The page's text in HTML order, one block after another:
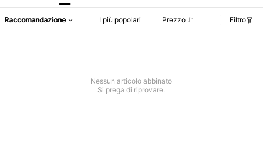
Raccomandazione I più popolari Prezzo Filtro
Nessun articolo abbinato
Si prega di riprovare.